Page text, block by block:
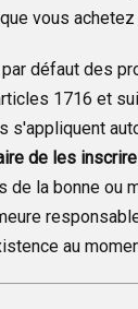
vous achetez
défaut des
1716 et
s'appliquent
de les
de la bonne ou
au